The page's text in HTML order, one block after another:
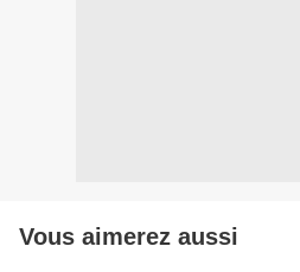
Vous aimerez aussi